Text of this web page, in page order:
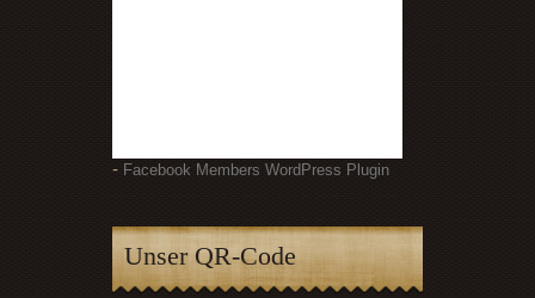
- Facebook Members WordPress Plugin
Unser QR-Code